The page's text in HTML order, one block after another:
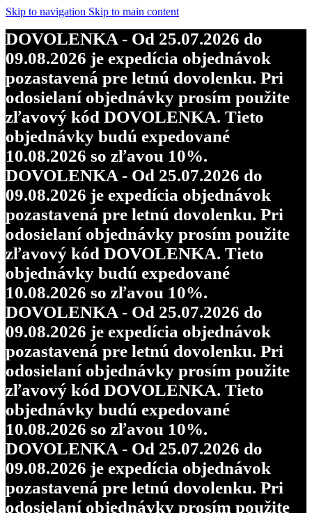
Skip to navigation Skip to main content
DOVOLENKA - Od 25.07.2026 do
09.08.2026 je expedícia objednávok
pozastavená pre letnú dovolenku. Pri
odosielaní objednávky prosím použite
zľavový kód DOVOLENKA. Tieto
objednávky budú expedované
10.08.2026 so zľavou 10%.
DOVOLENKA - Od 25.07.2026 do
09.08.2026 je expedícia objednávok
pozastavená pre letnú dovolenku. Pri
odosielaní objednávky prosím použite
zľavový kód DOVOLENKA. Tieto
objednávky budú expedované
10.08.2026 so zľavou 10%.
DOVOLENKA - Od 25.07.2026 do
09.08.2026 je expedícia objednávok
pozastavená pre letnú dovolenku. Pri
odosielaní objednávky prosím použite
zľavový kód DOVOLENKA. Tieto
objednávky budú expedované
10.08.2026 so zľavou 10%.
DOVOLENKA - Od 25.07.2026 do
09.08.2026 je expedícia objednávok
pozastavená pre letnú dovolenku. Pri
odosielaní objednávky prosím použite